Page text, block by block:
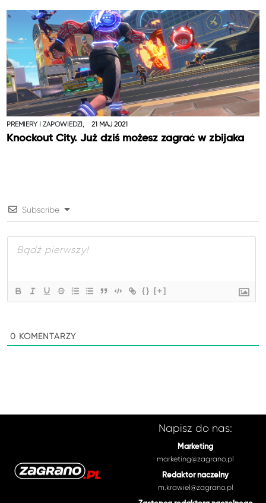
PREMIERY I ZAPOWIEDZI, 21 MAJ 2021
Knockout City. Już dziś możesz zagrać w zbijaka
Subscribe
{} [+]
0 KOMENTARZY
Napisz do nas:
Marketing
marketing@zagrano.pl
Redaktor naczelny
m.krawiel@zagrano.pl